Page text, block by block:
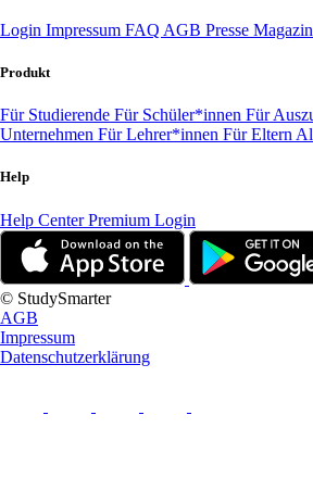
Login Impressum FAQ AGB Presse
Produkt
Für Studierende Für Schüler*innen Für
Unternehmen Für Lehrer*innen Für Eltern
Help
Help CenterPremium Login
© StudySmarter
AGB
Impressum
Datenschutzerklärung